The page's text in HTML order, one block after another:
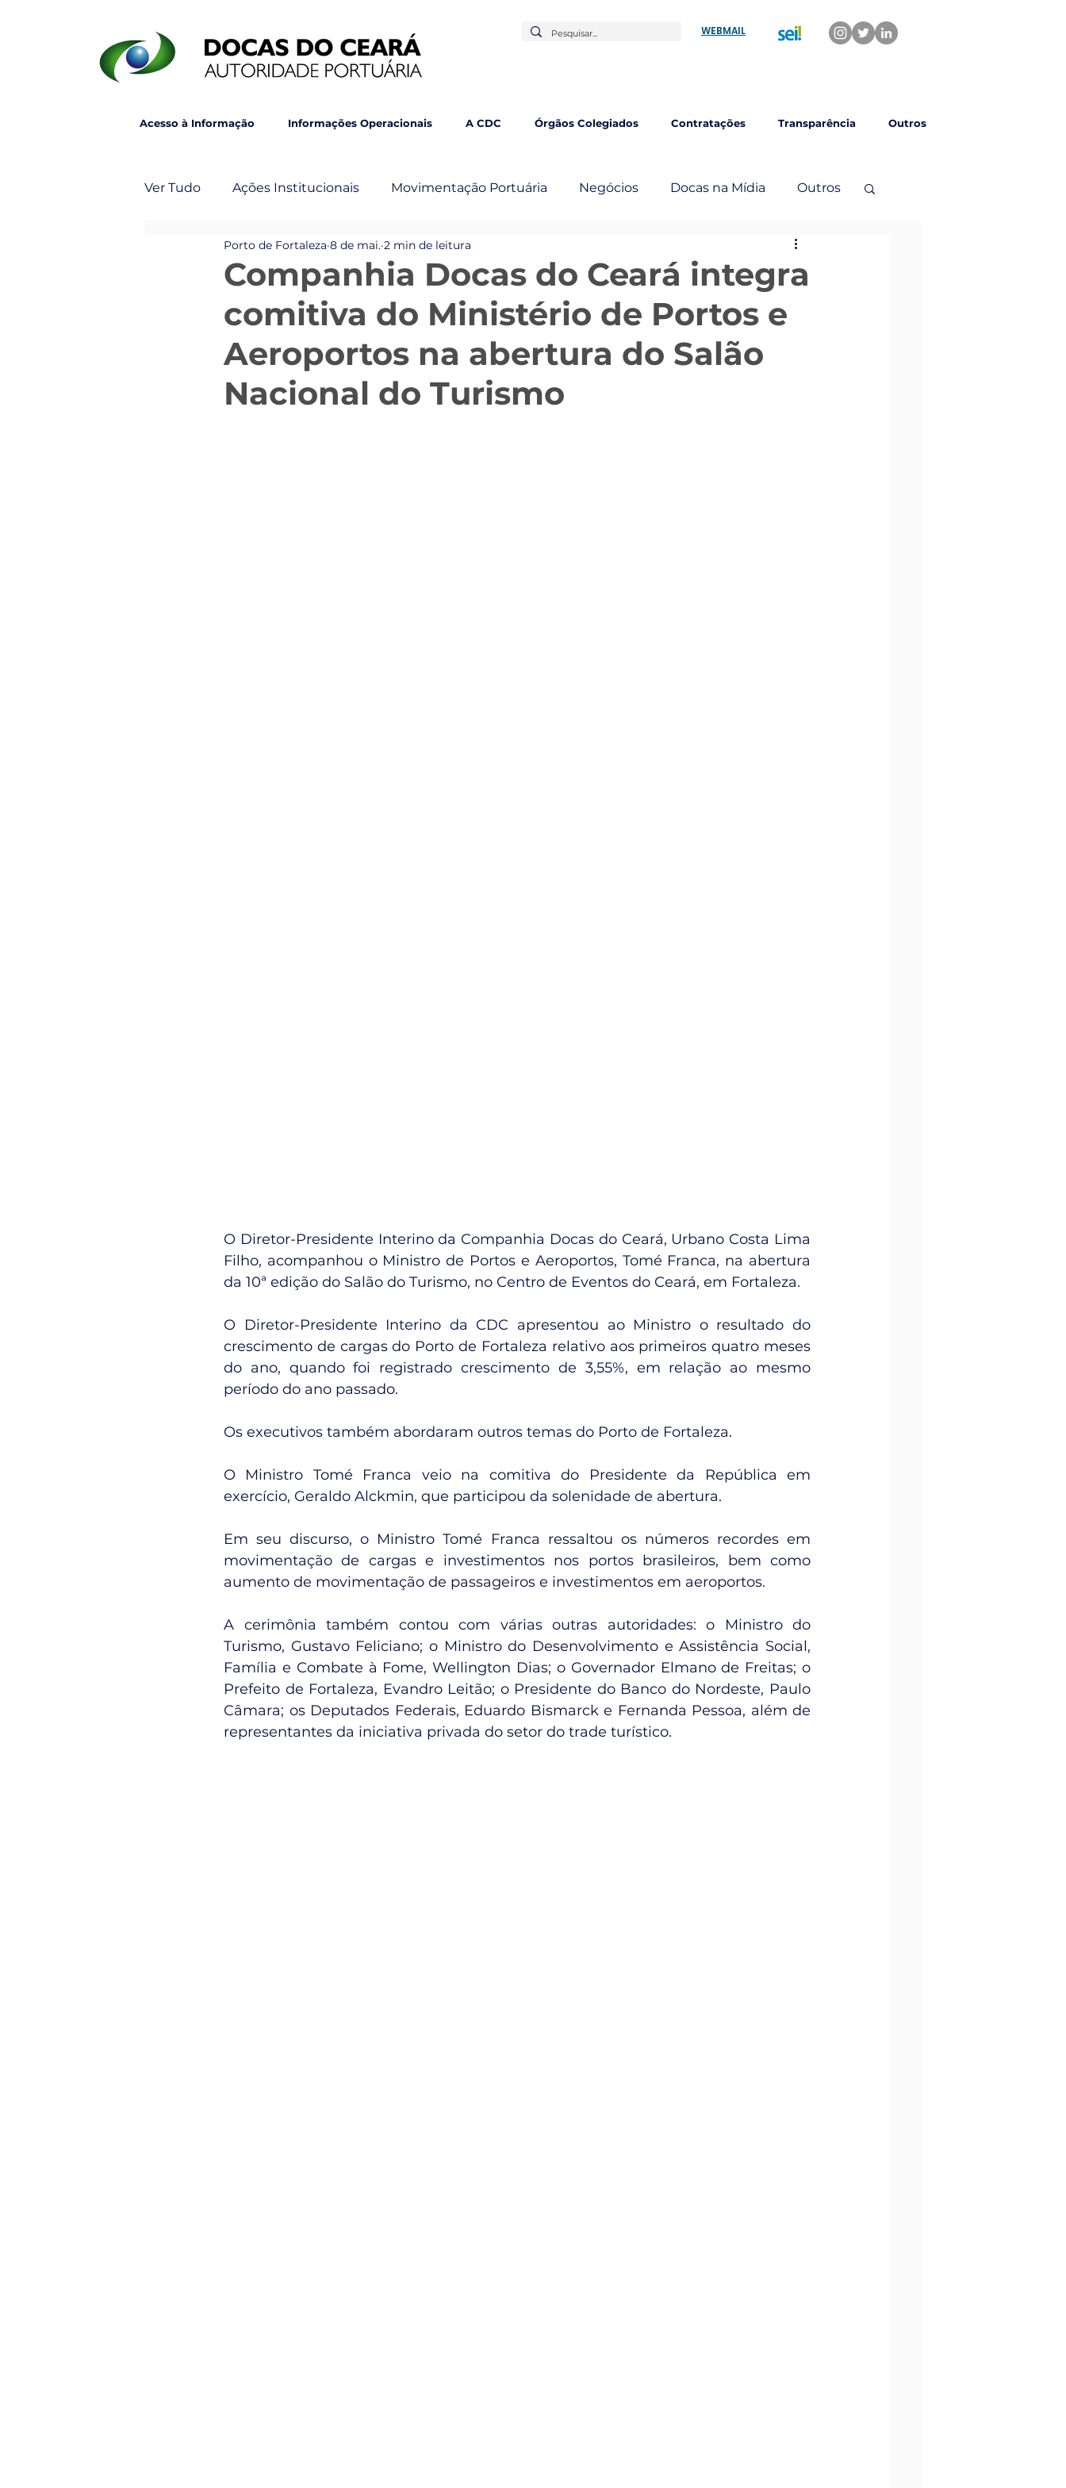
WEBMAIL
Acesso à Informação Informações Operacionais A CDC Órgãos Colegiados Contratações Transparência Outros
Ver Tudo Ações Institucionais Movimentação Portuária Negócios Docas na Mídia Outros
Post Principal Veja Também
Companhia Docas do Ceará integra
comitiva do Ministério de Portos e
Aeroportos na abertura do Salão
Nacional do Turismo
Porto de Fortaleza 8 de mai. 2 min de leitura
O Diretor-Presidente Interino da Companhia Docas do Ceará, Urbano Costa Lima
Filho, acompanhou o Ministro de Portos e Aeroportos, Tomé Franca, na abertura
da 10ª edição do Salão do Turismo, no Centro de Eventos do Ceará, em Fortaleza.
O Diretor-Presidente Interino da CDC apresentou ao Ministro o resultado do
crescimento de cargas do Porto de Fortaleza relativo aos primeiros quatro meses
do ano, quando foi registrado crescimento de 3,55%, em relação ao mesmo
período do ano passado.
Os executivos também abordaram outros temas do Porto de Fortaleza.
O Ministro Tomé Franca veio na comitiva do Presidente da República em
exercício, Geraldo Alckmin, que participou da solenidade de abertura.
Em seu discurso, o Ministro Tomé Franca ressaltou os números recordes em
movimentação de cargas e investimentos nos portos brasileiros, bem como
aumento de movimentação de passageiros e investimentos em aeroportos.
A cerimônia também contou com várias outras autoridades: o Ministro do
Turismo, Gustavo Feliciano; o Ministro do Desenvolvimento e Assistência Social,
Família e Combate à Fome, Wellington Dias; o Governador Elmano de Freitas; o
Prefeito de Fortaleza, Evandro Leitão; o Presidente do Banco do Nordeste, Paulo
Câmara; os Deputados Federais, Eduardo Bismarck e Fernanda Pessoa, além de
representantes da iniciativa privada do setor do trade turístico.